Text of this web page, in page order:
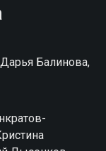
Балинова,